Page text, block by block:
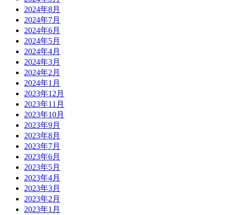
2024年8月
2024年7月
2024年6月
2024年5月
2024年4月
2024年3月
2024年2月
2024年1月
2023年12月
2023年11月
2023年10月
2023年9月
2023年8月
2023年7月
2023年6月
2023年5月
2023年4月
2023年3月
2023年2月
2023年1月